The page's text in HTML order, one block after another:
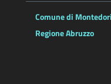
Comune di
Regione Abruzzo